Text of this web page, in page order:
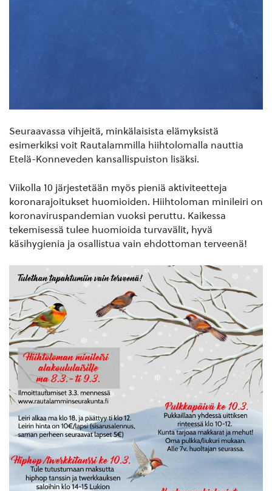
Seuraavassa vihjeitä, minkälaisista elämyksistä
esimerkiksi voit Rautalammilla hiihtolomalla nauttia
Etelä-Konneveden kansallispuiston lisäksi.
Viikolla 10 järjestetään myös pieniä aktiviteetteja
koronarajoitukset huomioiden. Hiihtoloman minileiri on
koronaviruspandemian vuoksi peruttu. Kaikessa
tekemisessä tulee huomioida turvavälit, hyvä
käsihygienia ja osallistua vain ehdottoman terveenä!